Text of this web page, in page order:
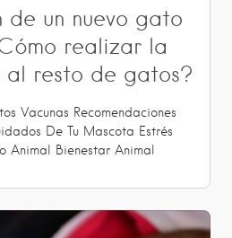
de un nuevo gato
realizar la
al resto de gatos?
Vacunas Recomendaciones
De Tu Mascota Estrés
Animal
Bienestar Animal